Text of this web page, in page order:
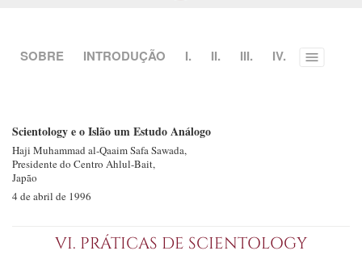
SOBRE INTRODUÇÃO I. II. III. IV. Toggle
Scientology e o Islão um Estudo Análogo
Haji Muhammad al-QaaimSafa Sawada,
Presidente do Centro Ahlul-Bait,
Japão
4 de abril de 1996
VI. PRÁTICAS DE SCIENTOLOGY